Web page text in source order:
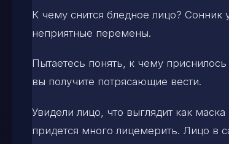
К чему снится бледное лицо? Сонник
неприятные перемены.
Пытаетесь понять, к чему
вы получите потрясающие вести.
Увидели лицо, что выглядит как
придется много лицемерить. Лицо в